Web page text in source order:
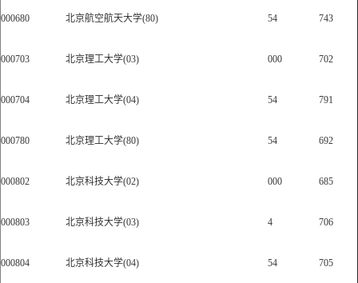
000680 北京航空航天大学(80) 54 743
000703 北京理工大学(03) 000 702
000704 北京理工大学(04) 54 791
000780 北京理工大学(80) 54 692
000802 北京科技大学(02) 000 685
000803 北京科技大学(03) 4 706
000804 北京科技大学(04) 54 705